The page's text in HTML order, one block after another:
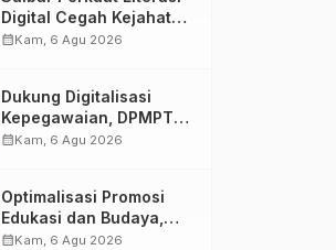
2026
Digital Cegah Kejahatan
Love Scamming
calendar_monthKam, 6 Agu 2026
Dukung Digitalisasi
Kepegawaian, DPMPTSP
Sulbar Siap Terapkan
calendar_monthKam, 6 Agu 2026
Optimalisasi Promosi
Edukasi dan Budaya,
Anjungan Provinsi
calendar_monthKam, 6 Agu 2026